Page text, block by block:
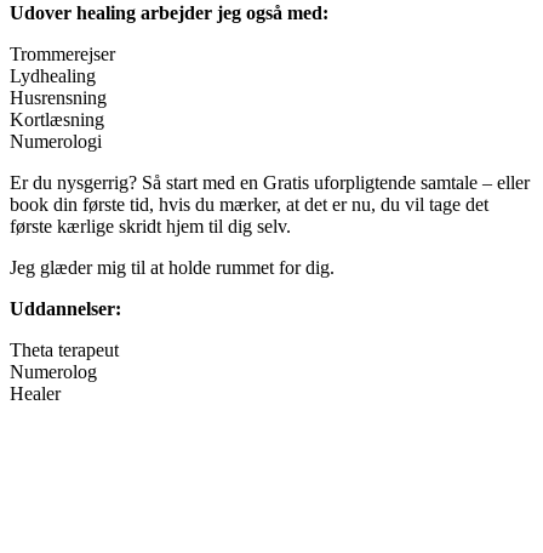
Udover healing arbejder jeg også med:
Trommerejser
Lydhealing
Husrensning
Kortlæsning
Numerologi
Er du nysgerrig? Så start med en Gratis uforpligtende samtale – eller
book din første tid, hvis du mærker, at det er nu, du vil tage det
første kærlige skridt hjem til dig selv.
Jeg glæder mig til at holde rummet for dig.
Uddannelser:
Theta terapeut
Numerolog
Healer